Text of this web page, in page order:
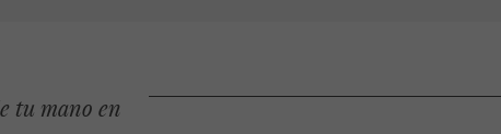
tu mano en